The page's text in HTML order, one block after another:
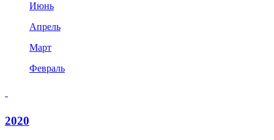
Июнь
Апрель
Март
Февраль
2020